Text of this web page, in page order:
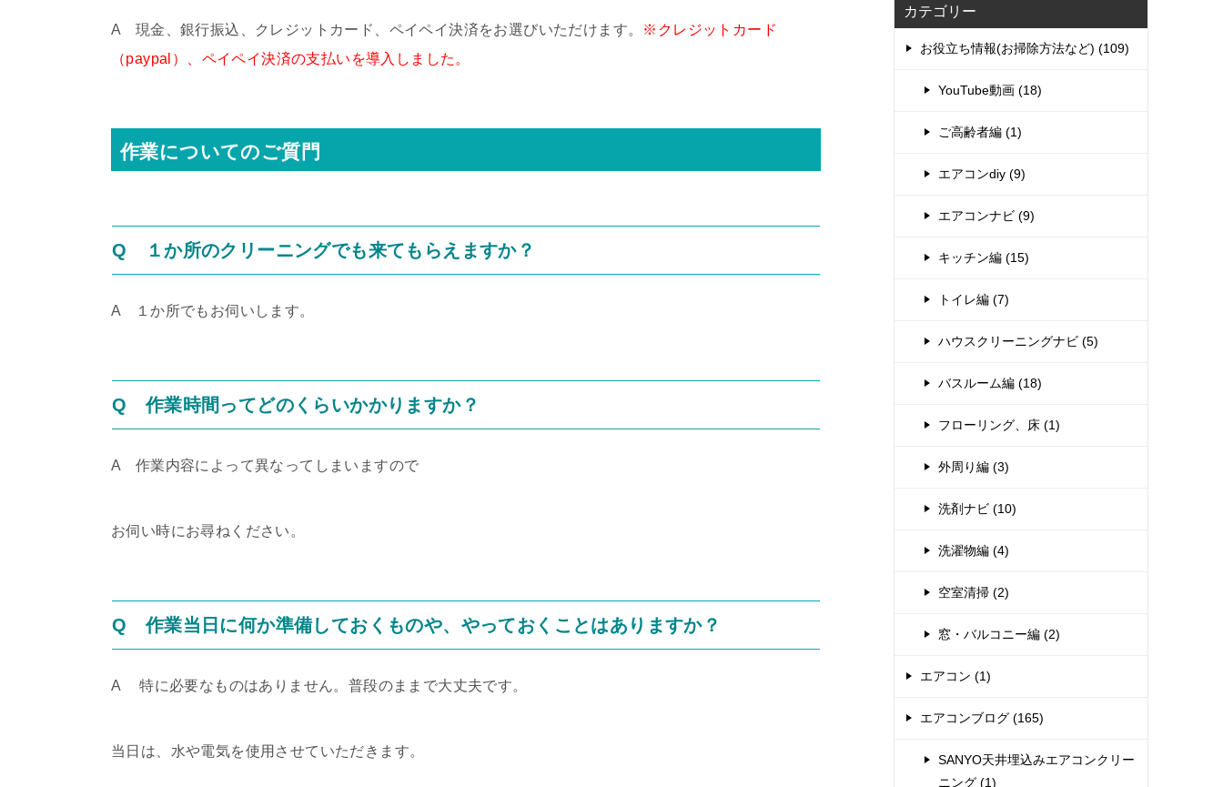
A 現金、銀行振込、クレジットカード、ペイペイ決済をお選びいただけます。 ※クレジットカード
（paypal）、ペイペイ決済の支払いを導入しました。
作業についてのご質門
Q １か所のクリーニングでも来てもらえますか？
A １か所でもお伺いします。
Q 作業時間ってどのくらいかかりますか？
A 作業内容によって異なってしまいますので
お伺い時にお尋ねください。
Q 作業当日に何か準備しておくものや、やっておくことはありますか？
A 特に必要なものはありません。普段のままで大丈夫です。
当日は、水や電気を使用させていただきます。
カテゴリー
お役立ち情報(お掃除方法など) (109)
YouTube動画 (18)
ご高齢者編 (1)
エアコンdiy (9)
エアコンナビ (9)
キッチン編 (15)
トイレ編 (7)
ハウスクリーニングナビ (5)
バスルーム編 (18)
フローリング、床 (1)
外周り編 (3)
洗剤ナビ (10)
洗濯物編 (4)
空室清掃 (2)
窓・バルコニー編 (2)
エアコン (1)
エアコンブログ (165)
SANYO天井埋込みエアコンクリー
ニング (1)